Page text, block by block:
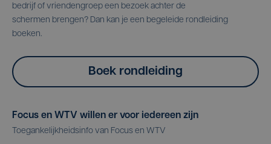
bedrijf of vriendengroep een bezoek achter de
schermen brengen? Dan kan je een begeleide rondleiding
boeken.
Boek rondleiding
Focus en WTV willen er voor iedereen zijn
Toegankelijkheidsinfo van Focus en WTV